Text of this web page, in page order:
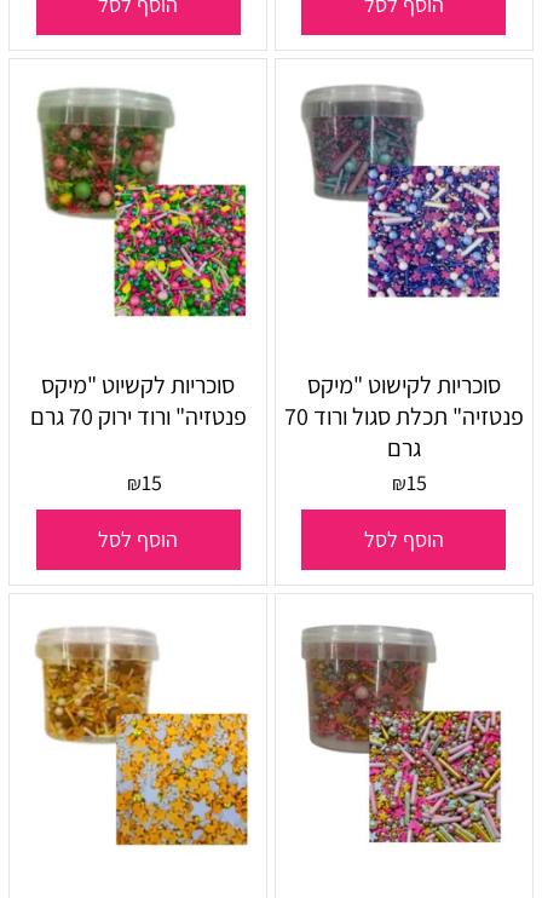
סוכריות לקישוט "מיקס
פנטזיה" תכלת סגול ורוד 70
גרם
₪15
הוסף לסל
סוכריות לקשיוט "מיקס
פנטזיה" ורוד ירוק 70 גרם
₪15
הוסף לסל